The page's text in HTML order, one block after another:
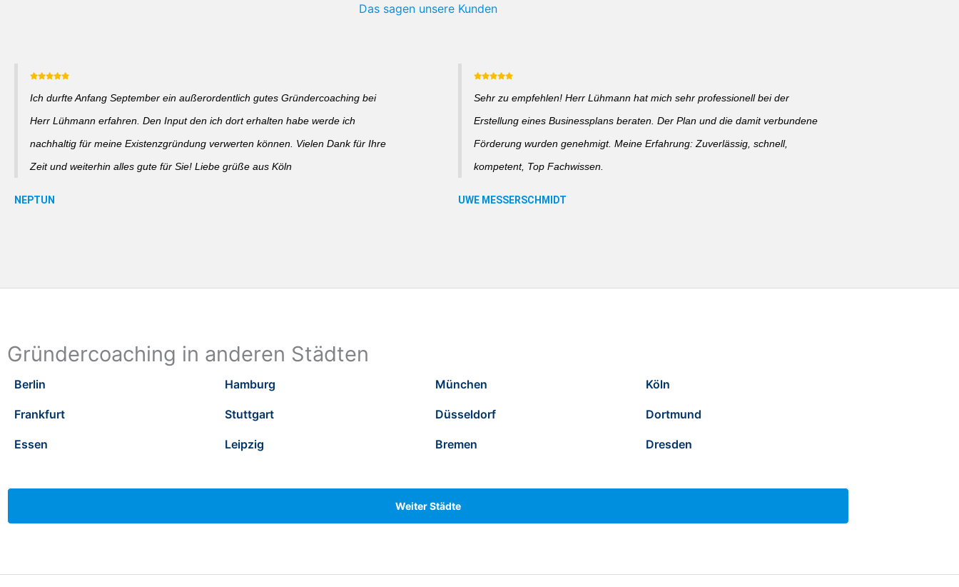
Das sagen unsere Kunden
Ich durfte Anfang September ein außerordentlich gutes Gründercoaching bei
Herr Lühmann erfahren. Den Input den ich dort erhalten habe werde ich
nachhaltig für meine Existenzgründung verwerten können. Vielen Dank für Ihre
Zeit und weiterhin alles gute für Sie! Liebe grüße aus Köln
Sehr zu empfehlen! Herr Lühmann hat mich sehr professionell bei der
Erstellung eines Businessplans beraten. Der Plan und die damit verbundene
Förderung wurden genehmigt. Meine Erfahrung: Zuverlässig, schnell,
kompetent, Top Fachwissen.
Gründercoaching in anderen Städten
Berlin Hamburg München Köln
Frankfurt Stuttgart Düsseldorf Dortmund
Essen Leipzig Bremen Dresden
Weiter Städte